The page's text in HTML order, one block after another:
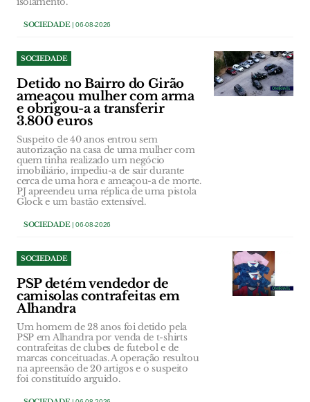
SOCIEDADE| 06-08-2026
SOCIEDADE
Detido no Bairro do Girão
ameaçou mulher com arma
e obrigou-a a transferir
3.800 euros
Suspeito de 40 anos entrou sem
autorização na casa de uma mulher com
quem tinha realizado um negócio
imobiliário, impediu-a de sair durante
cerca de uma hora e ameaçou-a de morte.
PJ apreendeu uma réplica de uma pistola
Glock e um bastão extensível.
SOCIEDADE| 06-08-2026
SOCIEDADE
PSP detém vendedor de
camisolas contrafeitas em
Alhandra
Um homem de 28 anos foi detido pela
PSP em Alhandra por venda de t-shirts
contrafeitas de clubes de futebol e de
marcas conceituadas. A operação resultou
na apreensão de 20 artigos e o suspeito
foi constituído arguido.